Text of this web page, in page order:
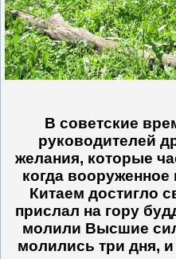
В советские
руководителей
желания, которые
когда
Китаем достигло
прислал на гору
молили Высшие
молились три дня,